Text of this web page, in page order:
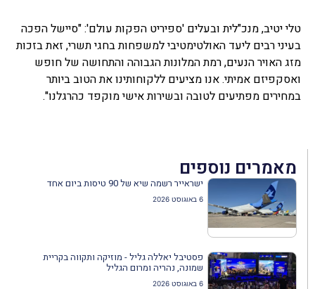
טלי יטיב, מנכ"לית ובעלים 'ספיריט הפקות עולם': "סיישל הפכה
בעיני רבים ליעד האולטימטיבי למשפחות בחגי תשרי, זאת בזכות
מזג האויר הנעים, רמת המלונות הגבוהה והתחושה של חופש
ואסקפיזם אמיתי. אנו מציעים ללקוחותינו את הטוב ביותר
במחירים מפתיעים לטובה ובשירות אישי מוקפד כהרגלנו".
מאמרים נוספים
ישראייר רשמה שיא של 90 טיסות ביום אחד
6 באוגוסט 2026
פסטיבל יאללה גליל - מוזיקה ותקווה בקריית
שמונה, נהריה ומרום הגליל
6 באוגוסט 2026